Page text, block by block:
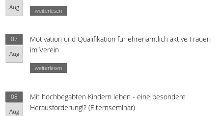
Aug
weiterlesen
07
Aug
Motivation und Qualifikation für ehrenamtlich aktive Frauen
im Verein
weiterlesen
08
Aug
Mit hochbegabten Kindern leben - eine besondere
Herausforderung!? (Elternseminar)